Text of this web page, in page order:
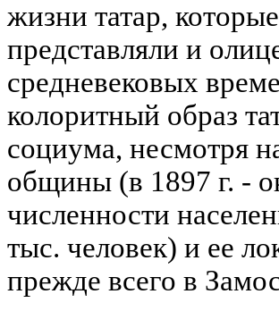
жизни татар,
представляли и
средневековых
колоритный образ
социума, несмотря
общины (в 1897 г. -
численности
тыс. человек) и ее
прежде всего в